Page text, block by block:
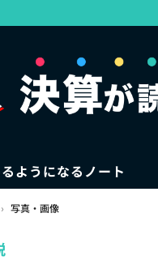
ようになるノート
› 写真・画像